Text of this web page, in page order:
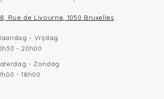
Rue de Livourne, 1050 Bruxelles
- Vrijdag
- 20h00
- Zondag
- 18h00